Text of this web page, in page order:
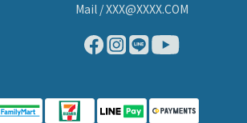
Mail / XXX@XXXX.COM